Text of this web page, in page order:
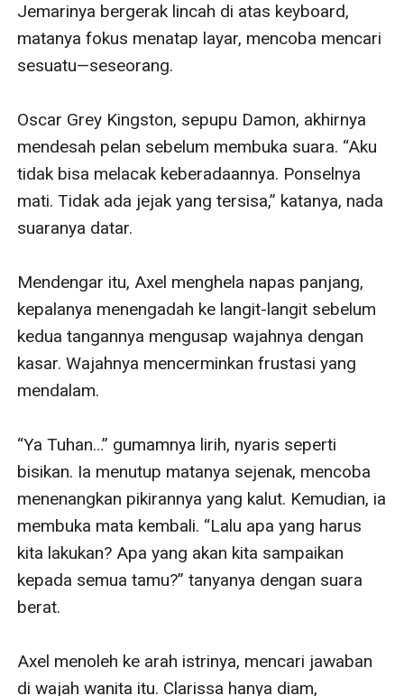
Jemarinya bergerak lincah di atas keyboard,
matanya fokus menatap layar, mencoba mencari
sesuatu—seseorang.
Oscar Grey Kingston, sepupu Damon, akhirnya
mendesah pelan sebelum membuka suara. “Aku
tidak bisa melacak keberadaannya. Ponselnya
mati. Tidak ada jejak yang tersisa,” katanya, nada
suaranya datar.
Mendengar itu, Axel menghela napas panjang,
kepalanya menengadah ke langit-langit sebelum
kedua tangannya mengusap wajahnya dengan
kasar. Wajahnya mencerminkan frustasi yang
mendalam.
“Ya Tuhan…” gumamnya lirih, nyaris seperti
bisikan. Ia menutup matanya sejenak, mencoba
menenangkan pikirannya yang kalut. Kemudian, ia
membuka mata kembali. “Lalu apa yang harus
kita lakukan? Apa yang akan kita sampaikan
kepada semua tamu?” tanyanya dengan suara
berat.
Axel menoleh ke arah istrinya, mencari jawaban
di wajah wanita itu. Clarissa hanya diam,